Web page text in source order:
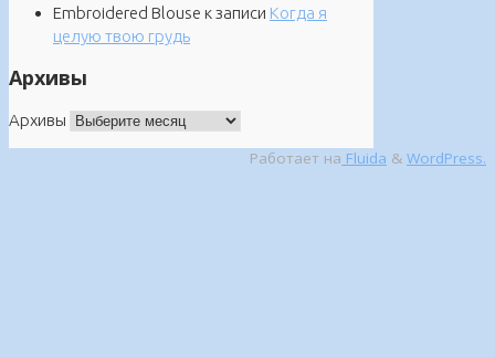
Embroidered Blouse к записи Когда я
целую твою грудь
Архивы
Архивы
Работает на Fluida & WordPress.